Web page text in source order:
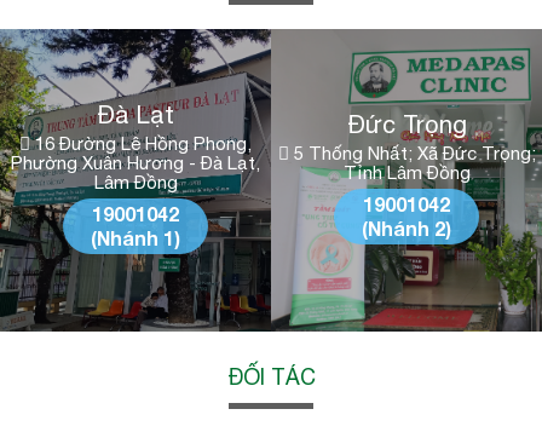
Đà Lạt
16 Đường Lê Hồng Phong,
Phường Xuân Hương - Đà Lạt,
Lâm Đồng
19001042
(Nhánh 1)
Đức Trọng
5 Thống Nhất; Xã Đức Trọng;
Tỉnh Lâm Đồng
19001042
(Nhánh 2)
ĐỐI TÁC